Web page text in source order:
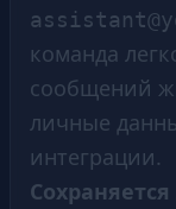
команда
сообщений
личные
интеграции.